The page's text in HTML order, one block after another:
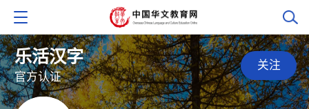
乐活汉字
官方认证
关注